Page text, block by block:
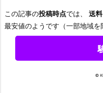
この記事の投稿時点では、 送
最安値のようです（一部地域を
©